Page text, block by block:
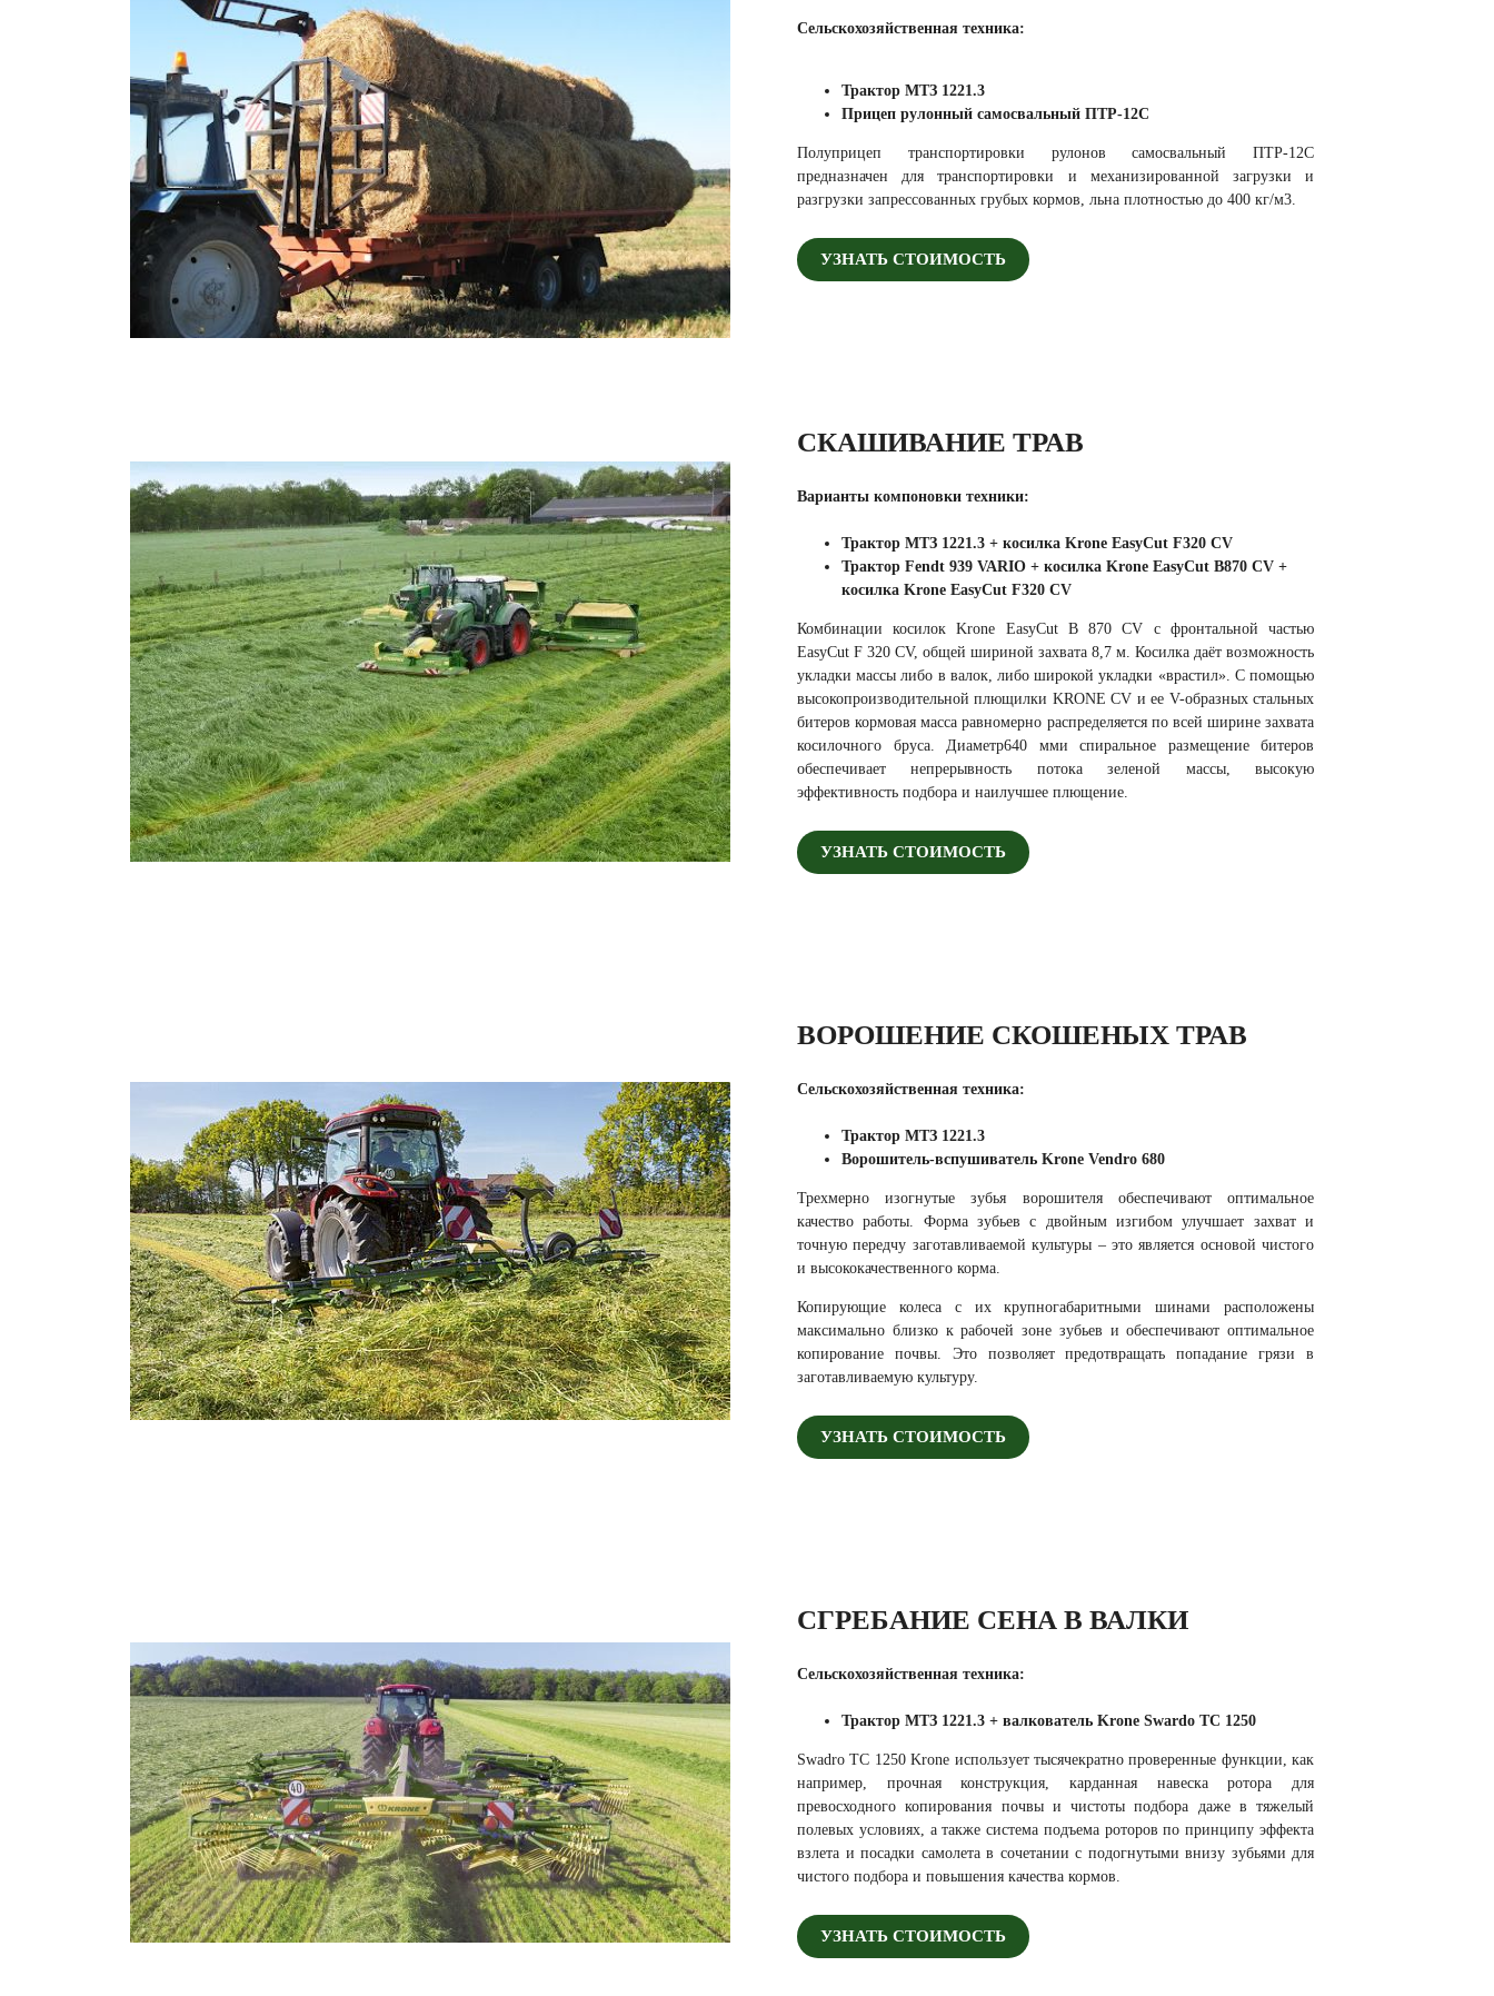
Сельскохозяйственная техника:
Трактор МТЗ 1221.3
Прицеп рулонный самосвальный ПТР-12С
Полуприцеп транспортировки рулонов самосвальный ПТР-12С
предназначен для транспортировки и механизированной загрузки и
разгрузки запрессованных грубых кормов, льна плотностью до 400 кг/м3.
УЗНАТЬ СТОИМОСТЬ
СКАШИВАНИЕ ТРАВ
Варианты компоновки техники:
Трактор МТЗ 1221.3 + косилка Krone EasyCut F320 CV
Трактор Fendt 939 VARIO + косилка Krone EasyCut B870 CV +
косилка Krone EasyCut F320 CV
Комбинации косилок Krone EasyCut B 870 CV с фронтальной частью
EasyCut F 320 CV, общей шириной захвата 8,7 м. Косилка даёт возможность
укладки массы либо в валок, либо широкой укладки «врастил». С помощью
высокопроизводительной плющилки KRONE CV и ее V-образных стальных
битеров кормовая масса равномерно распределяется по всей ширине захвата
косилочного бруса. Диаметр640 мми спиральное размещение битеров
обеспечивает непрерывность потока зеленой массы, высокую
эффективность подбора и наилучшее плющение.
УЗНАТЬ СТОИМОСТЬ
ВОРОШЕНИЕ СКОШЕНЫХ ТРАВ
Сельскохозяйственная техника:
Трактор МТЗ 1221.3
Ворошитель-вспушиватель Krone Vendro 680
Трехмерно изогнутые зубья ворошителя обеспечивают оптимальное
качество работы. Форма зубьев с двойным изгибом улучшает захват и
точную передчу заготавливаемой культуры – это является основой чистого
и высококачественного корма.
Копирующие колеса с их крупногабаритными шинами расположены
максимально близко к рабочей зоне зубьев и обеспечивают оптимальное
копирование почвы. Это позволяет предотвращать попадание грязи в
заготавливаемую культуру.
УЗНАТЬ СТОИМОСТЬ
СГРЕБАНИЕ СЕНА В ВАЛКИ
Сельскохозяйственная техника:
Трактор МТЗ 1221.3 + валкователь Krone Swardo TC 1250
Swadro TC 1250 Krone использует тысячекратно проверенные функции, как
например, прочная конструкция, карданная навескаротора для
превосходного копирования почвы и чистоты подбора даже в тяжелый
полевых условиях, а также система подъема роторов по принципу эффекта
взлета и посадки самолета в сочетании с подогнутыми внизу зубьями для
чистого подбора и повышения качества кормов.
УЗНАТЬ СТОИМОСТЬ